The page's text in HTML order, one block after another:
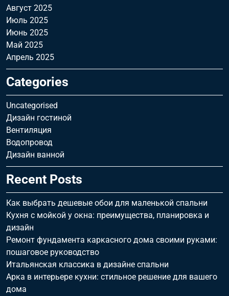
Август 2025
Июль 2025
Июнь 2025
Май 2025
Апрель 2025
Categories
Uncategorised
Дизайн гостиной
Вентиляция
Водопровод
Дизайн ванной
Recent Posts
Как выбрать дешевые обои для маленькой спальни
Кухня с мойкой у окна: преимущества, планировка и
дизайн
Ремонт фундамента каркасного дома своими руками:
пошаговое руководство
Итальянская классика в дизайне спальни
Арка в интерьере кухни: стильное решение для вашего
дома